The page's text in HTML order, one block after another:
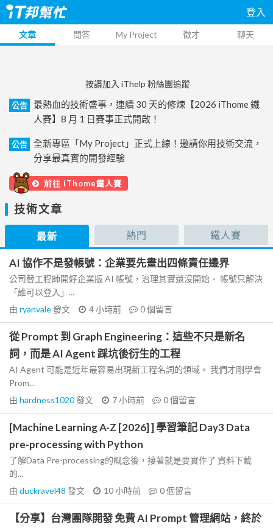
登入
文章 問答 My Project 徵才 聊天
按讚加入 iThelp 粉絲團追蹤
公告
最熱血的技術盛事，連續 30 天的修煉【2026 iThome 鐵
人賽】8 月 1 日賽事正式開啟！
公告
全新專區「My Project」正式上線！邀請你用技術交流，
分享最真實的開發經驗
前往 iThome鐵人賽
技術文章
最新 熱門 鐵人賽
AI 協作不是發帳號：企業要先畫出四條責任邊界
公司替工程師開好企業版 AI 帳號，治理其實還沒開始。 帳號只解決
「誰可以登入」...
由 ryanvale發文 4 小時前 0個留言
從 Prompt 到 Graph Engineering：這些不只是新名
詞，而是 AI Agent 踩坑後衍生的工程
AI Agent 可能是近年最容易出現新工程名詞的領域。 我們才剛學會
Prom...
由 hardness1020發文 7 小時前 0個留言
[Machine Learning A-Z [2026] ] 學習筆記 Day3 Data
pre-processing with Python
了解Data Pre-processing的概念後，接著就是要實作了 資料下載
的...
由 duckravel48 發文 10 小時前 0個留言
【分享】台灣團隊開發 免費 AI Prompt 管理網站，終於